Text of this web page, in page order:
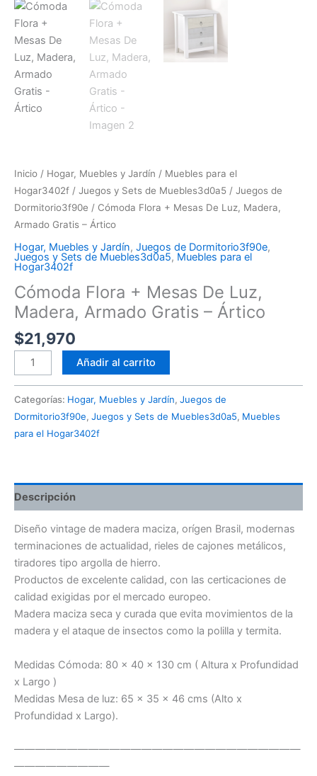
Inicio / Hogar, Muebles y Jardín / Muebles para el
Hogar3402f / Juegos y Sets de Muebles3d0a5 / Juegos de
Dormitorio3f90e / Cómoda Flora + Mesas De Luz, Madera,
Armado Gratis – Ártico
Hogar, Muebles y Jardín, Juegos de Dormitorio3f90e,
Juegos y Sets de Muebles3d0a5, Muebles para el
Hogar3402f
Cómoda Flora + Mesas De Luz,
Madera, Armado Gratis – Ártico
$21,970
Añadir al carrito
Categorías: Hogar, Muebles y Jardín, Juegos de
Dormitorio3f90e, Juegos y Sets de Muebles3d0a5, Muebles
para el Hogar3402f
Descripción
Diseño vintage de madera maciza, orígen Brasil, modernas
terminaciones de actualidad, rieles de cajones metálicos,
tiradores tipo argolla de hierro.
Productos de excelente calidad, con las certicaciones de
calidad exigidas por el mercado europeo.
Madera maciza seca y curada que evita movimientos de la
madera y el ataque de insectos como la polilla y termita.
Medidas Cómoda: 80 x 40 x 130 cm ( Altura x Profundidad
x Largo )
Medidas Mesa de luz: 65 x 35 x 46 cms (Alto x
Profundidad x Largo).
———————————————————————————
—————————